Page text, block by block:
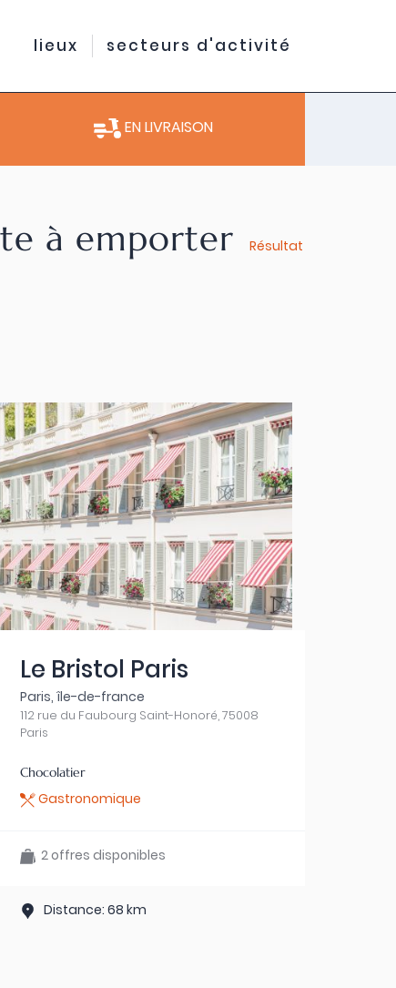
lieux secteurs d'activité
EN LIVRAISON
à emporter
Résultat
Le Bristol Paris
Paris, île-de-france
112 rue du Faubourg Saint-Honoré, 75008
Paris
Chocolatier
Gastronomique
2 offres disponibles
Distance: 68 km